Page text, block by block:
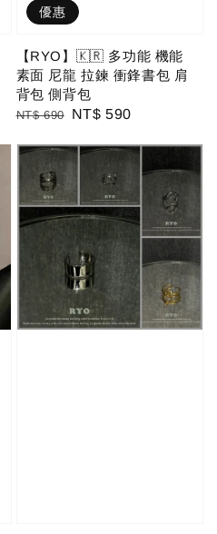
優惠
【RYO】🇰🇷 多功能 機能
素面 尼龍 拉鍊 衝鋒書包 肩
背包 側背包
Regular
NT$ 690
Sale
NT$ 590